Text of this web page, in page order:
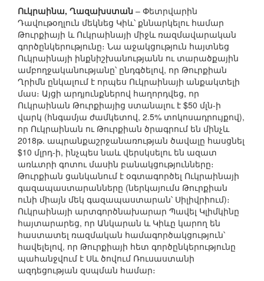
Ուկրաինա, Ղազախստան – Փետրվարին
Դավութօղլուն մեկնեց Կիև՝ քննարկելու համար
Թուրքիայի և Ուկրաինայի միջև ռազմավարական
գործընկերությունը։ Նա աջակցություն հայտնեց
Ուկրաինայի ինքնիշխանությանն ու տարածքային
ամբողջականությանը՝ ընդգծելով, որ Թուրքիան
Ղրիմն ընկալում է որպես Ուկրաինայի անքակտելի
մաս։ Այցի արդյունքներով հաղորդվեց, որ
Ուկրաինան Թուրքիայից ստանալու է $50 մլն-ի
վարկ (հնգամյա ժամկետով, 2.5% տոկոսադրույքով),
որ Ուկրաինան ու Թուրքիան ծրագրում են մինչև
2018թ. ապրանքաշրջանառության ծավալը հասցնել
$10 մլրդ-ի, ինչպես նաև վերսկսելու են ազատ
առևտրի գոտու մասին բանակցությունները։
Թուրքիան ցանկանում է օգտագործել Ուկրաինայի
գազապաստարանները (ներկայումս Թուրքիան
ունի միայն մեկ գազապաստարան՝ Սիլիվրիում)։
Ուկրաինայի արտգործնախարար Պավել Կլիմկինը
հայտարարեց, որ Անկարան և Կիևը կարող են
հաստատել ռազմական համագործակցություն՝
հավելելով, որ Թուրքիայի հետ գործընկերությունը
պահանջվում է Սև ծովում Ռուսաստանի
ազդեցության զսպման համար։